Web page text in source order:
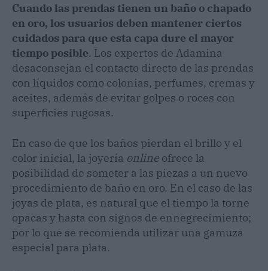
Cuando las prendas tienen un baño o chapado
en oro, los usuarios deben mantener ciertos
cuidados para que esta capa dure el mayor
tiempo posible. Los expertos de Adamina
desaconsejan el contacto directo de las prendas
con líquidos como colonias, perfumes, cremas y
aceites, además de evitar golpes o roces con
superficies rugosas.
En caso de que los baños pierdan el brillo y el
color inicial, la joyería online ofrece la
posibilidad de someter a las piezas a un nuevo
procedimiento de baño en oro. En el caso de las
joyas de plata, es natural que el tiempo la torne
opacas y hasta con signos de ennegrecimiento;
por lo que se recomienda utilizar una gamuza
especial para plata.